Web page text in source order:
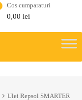
Cos cumparaturi
0,00 lei
Ulei Repsol SMARTER